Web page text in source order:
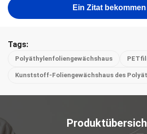
Ein Zitat bekommen
Tags:
Polyäthylenfoliengewächshaus
Kunststoff-Foliengewächshaus des